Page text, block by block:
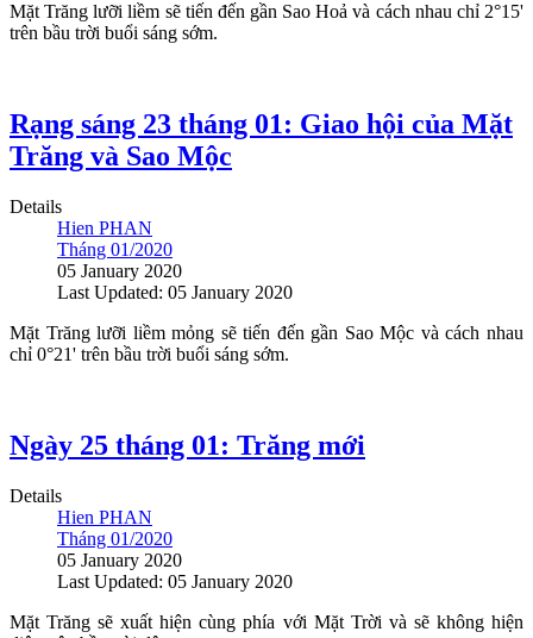
Mặt Trăng lưỡi liềm sẽ tiến đến gần Sao Hoả và cách nhau chỉ 2°15'
trên bầu trời buổi sáng sớm.
Rạng sáng 23 tháng 01: Giao hội của Mặt
Trăng và Sao Mộc
Details
Hien PHAN
Tháng 01/2020
05 January 2020
Last Updated: 05 January 2020
Mặt Trăng lưỡi liềm mỏng sẽ tiến đến gần Sao Mộc và cách nhau
chỉ 0°21' trên bầu trời buổi sáng sớm.
Ngày 25 tháng 01: Trăng mới
Details
Hien PHAN
Tháng 01/2020
05 January 2020
Last Updated: 05 January 2020
Mặt Trăng sẽ xuất hiện cùng phía với Mặt Trời và sẽ không hiện